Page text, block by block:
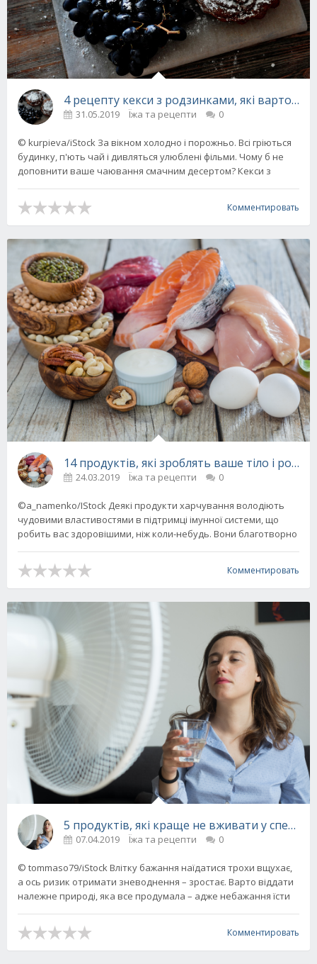
4 рецепту кекси з родзинками, які варто
31.05.2019 Їжа та рецепти 0
© kurpieva/iStock За вікном холодно і порожньо. Всі гріються
будинку, п'ють чай і дивляться улюблені фільми. Чому б не
доповнити ваше чаювання смачним десертом? Кекси з
Комментировать
14 продуктів, які зроблять ваше тіло і
24.03.2019 Їжа та рецепти 0
©a_namenko/IStock Деякі продукти харчування володіють
чудовими властивостями в підтримці імунної системи, що
робить вас здоровішими, ніж коли-небудь. Вони благотворно
Комментировать
5 продуктів, які краще не вживати у спеку
07.04.2019 Їжа та рецепти 0
© tommaso79/iStock Влітку бажання наїдатися трохи вщухає,
а ось ризик отримати зневоднення – зростає. Варто віддати
належне природі, яка все продумала – адже небажання їсти
Комментировать